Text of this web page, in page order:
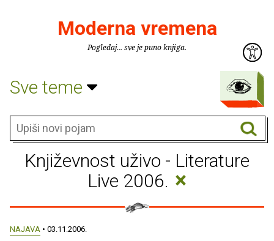
Moderna vremena
Pogledaj... sve je puno knjiga.
Sve teme
Književnost uživo - Literature
Live 2006. ×
NAJAVA • 03.11.2006.